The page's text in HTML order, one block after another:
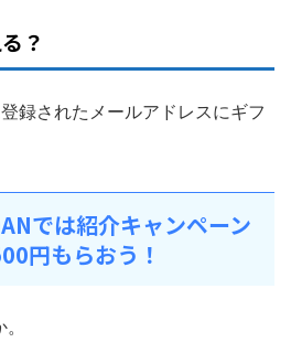
？
録されたメールアドレスにギフ
では紹介キャンペーン
円もらおう！